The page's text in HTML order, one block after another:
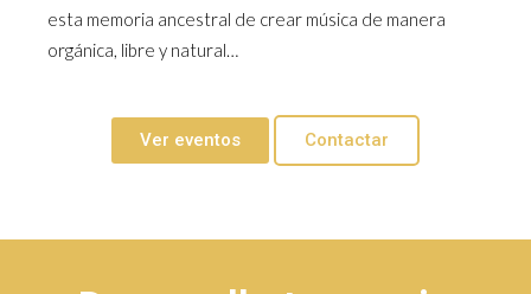
esta memoria ancestral de crear música de manera
orgánica, libre y natural…
Ver eventos Contactar